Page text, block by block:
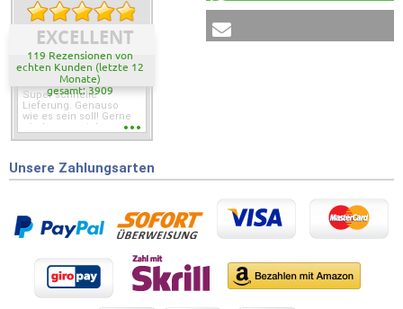
EXCELLENT
119 Rezensionen von
echten Kunden (letzte 12
Monate)
gesamt: 3909
Super schnelle
Lieferung. Genauso
wie es sein soll! Gerne
wieder wenn ich was
Unsere Zahlungsarten